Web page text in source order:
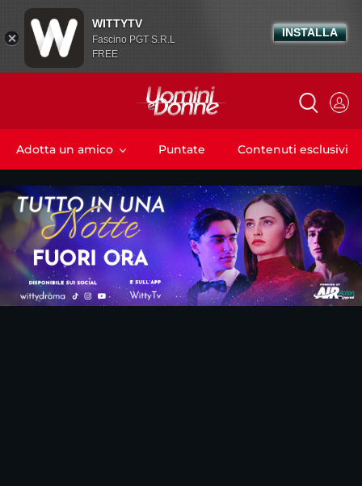
Adotta un amico Puntate Contenuti esclusivi
WITTYTV
Fascino PGT S.R.L
FREE
INSTALLA